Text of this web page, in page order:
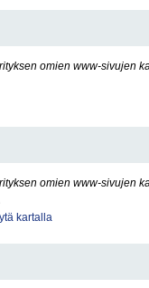
omien www-sivujen
omien www-sivujen
kartalla